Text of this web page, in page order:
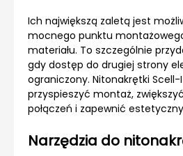
Ich największą zaletą jest
mocnego punktu
materiału. To szczególnie
gdy dostęp do drugiej strony
ograniczony. Nitonakrętki
przyspieszyć montaż,
połączeń i zapewnić
Narzędzia do